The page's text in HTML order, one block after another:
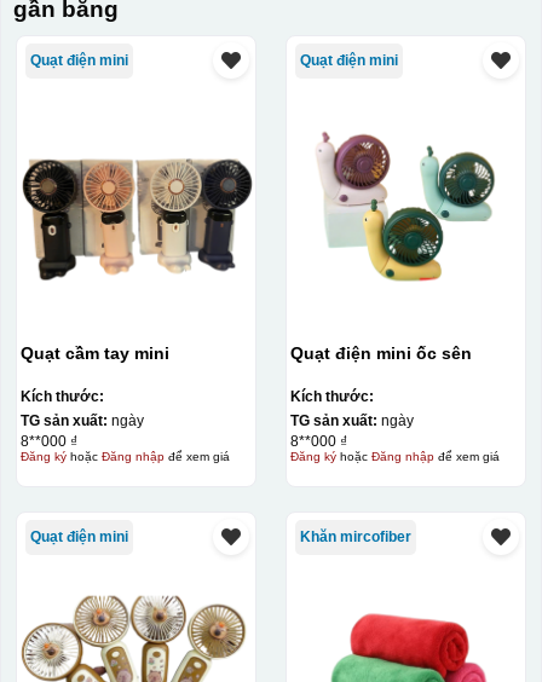
gần bằng
Quạt điện mini
Quạt cầm tay mini
Kích thước:
TG sản xuất: ngày
8**000 ₫
Đăng kýhoặc Đăng nhậpđể xem giá
Quạt điện mini
Quạt điện mini ốc sên
Kích thước:
TG sản xuất: ngày
8**000 ₫
Đăng kýhoặc Đăng nhậpđể xem giá
Quạt điện mini Khăn mircofiber